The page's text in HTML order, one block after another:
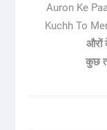
Auron Ke
Kuchh To
औरों
कुछ